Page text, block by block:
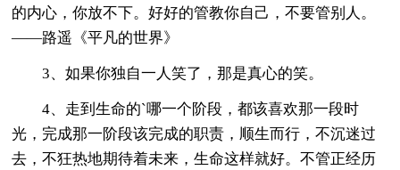
的内心，你放不下。好好的管教你自己，不要管别人。
——路遥《平凡的世界》
3、如果你独自一人笑了，那是真心的笑。
4、走到生命的`哪一个阶段，都该喜欢那一段时
光，完成那一阶段该完成的职责，顺生而行，不沉迷过
去，不狂热地期待着未来，生命这样就好。不管正经历